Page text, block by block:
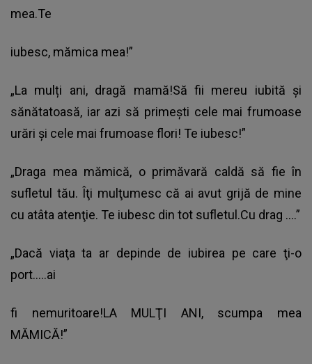
mea.Te
iubesc, mămica mea!”
„La mulți ani, dragă mamă!Să fii mereu iubită și
sănătatoasă, iar azi să primești cele mai frumoase
urări și cele mai frumoase flori! Te iubesc!”
„Draga mea mămică, o primăvară caldă să fie în
sufletul tău. Îţi mulţumesc că ai avut grijă de mine
cu atâta atenţie. Te iubesc din tot sufletul.Cu drag ….”
„Dacă viaţa ta ar depinde de iubirea pe care ţi-o
port…..ai
fi nemuritoare!LA MULŢI ANI, scumpa mea
MĂMICĂ!”